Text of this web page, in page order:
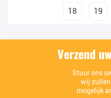
18 19
Verzend
Stuur ons
wij zullen
mogelijk